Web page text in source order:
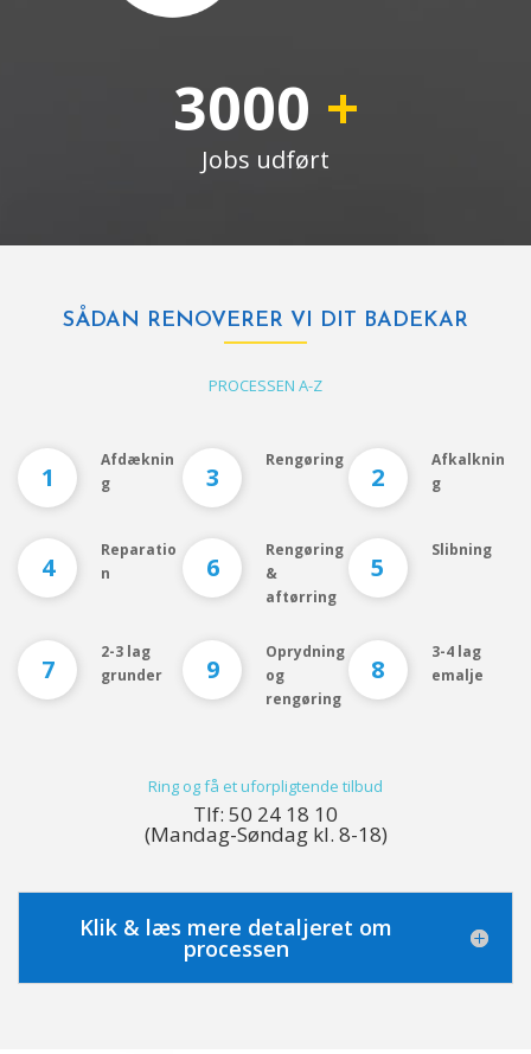
3000 +
Jobs udført
SÅDAN RENOVERER VI DIT BADEKAR
PROCESSEN A-Z
1
Afdæknin
g
2
Afkalknin
g
3
Rengøring
4
Reparatio
n
5
Slibning
6
Rengøring
&
aftørring
7
2-3 lag
grunder
8
3-4 lag
emalje
9
Oprydning
og
rengøring
Ring og få et uforpligtende tilbud
Tlf: 50 24 18 10
(Mandag-Søndag kl. 8-18)
Klik & læs mere detaljeret om
processen